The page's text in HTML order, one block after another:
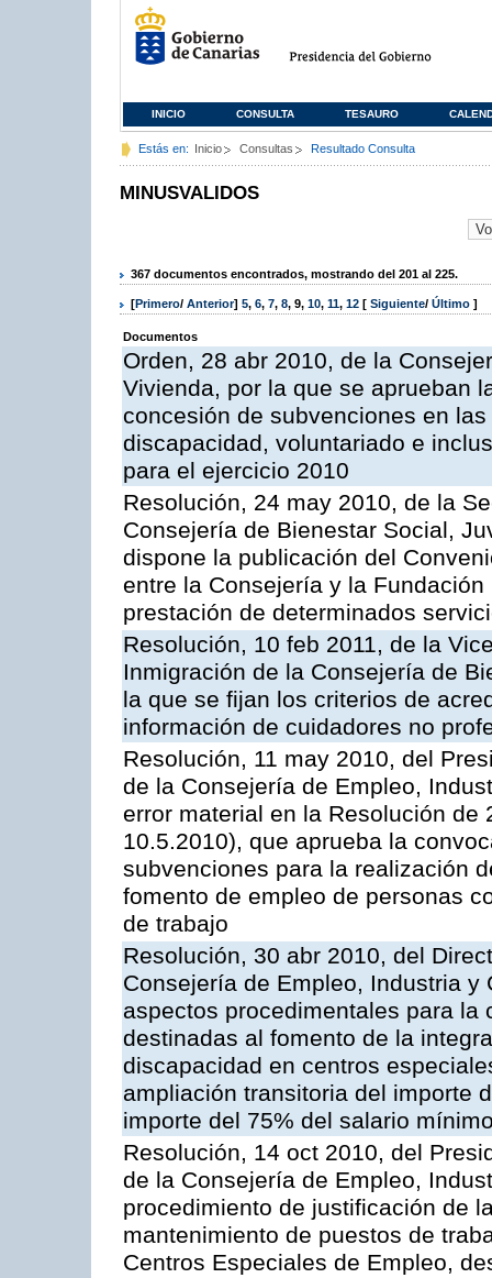
INICIO CONSULTA TESAURO
Estás en: Inicio Consultas Resultado Consulta
MINUSVALIDOS
367 documentos encontrados, mostrando del 201 al 225.
[Primero/ Anterior] 5, 6, 7, 8, 9, 10, 11, 12 [ Siguiente/ Último ]
Documentos
Orden, 28 abr 2010, de la
Vivienda, por la que se aprueban
concesión de subvenciones en
discapacidad, voluntariado e
para el ejercicio 2010
Resolución, 24 may 2010, de la
Consejería de Bienestar Social,
dispone la publicación del
entre la Consejería y la
prestación de determinados
Resolución, 10 feb 2011, de la
Inmigración de la Consejería de
la que se fijan los criterios de
información de cuidadores no
Resolución, 11 may 2010, del
de la Consejería de Empleo,
error material en la Resolución de
10.5.2010), que aprueba la
subvenciones para la realización
fomento de empleo de personas
de trabajo
Resolución, 30 abr 2010, del
Consejería de Empleo, Industria
aspectos procedimentales para
destinadas al fomento de la
discapacidad en centros
ampliación transitoria del importe
importe del 75% del salario
Resolución, 14 oct 2010, del
de la Consejería de Empleo,
procedimiento de justificación de
mantenimiento de puestos de
Centros Especiales de Empleo,